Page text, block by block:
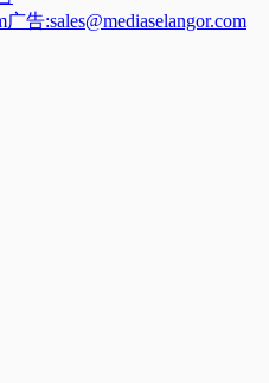
广告:sales@mediaselangor.com